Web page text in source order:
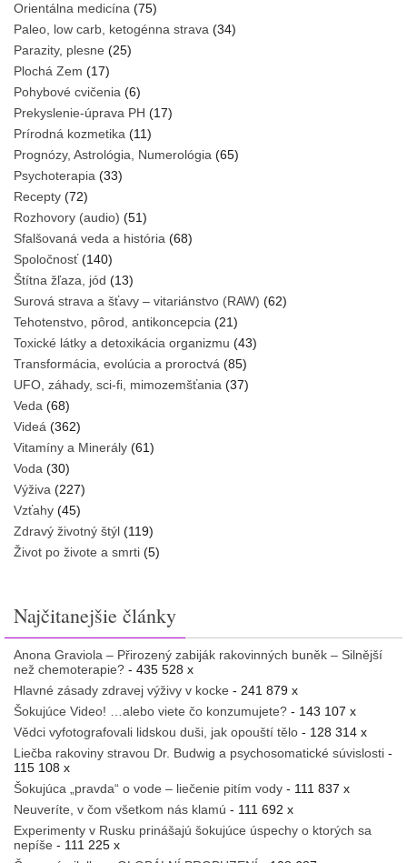
Orientálna medicína (75)
Paleo, low carb, ketogénna strava (34)
Parazity, plesne (25)
Plochá Zem (17)
Pohybové cvičenia (6)
Prekyslenie-úprava PH (17)
Prírodná kozmetika (11)
Prognózy, Astrológia, Numerológia (65)
Psychoterapia (33)
Recepty (72)
Rozhovory (audio) (51)
Sfalšovaná veda a história (68)
Spoločnosť(140)
Štítna žľaza, jód (13)
Surová strava a šťavy – vitariánstvo (RAW) (62)
Tehotenstvo, pôrod, antikoncepcia (21)
Toxické látky a detoxikácia organizmu (43)
Transformácia, evolúcia a proroctvá (85)
UFO, záhady, sci-fi, mimozemšťania (37)
Veda (68)
Videá (362)
Vitamíny a Minerály (61)
Voda (30)
Výživa (227)
Vzťahy (45)
Zdravý životný štýl (119)
Život po živote a smrti (5)
Najčitanejšie články
Anona Graviola – Přirozený zabiják rakovinných buněk – Silnější
než chemoterapie? - 435 528 x
Hlavné zásady zdravej výživy v kocke - 241 879 x
Šokujúce Video! …alebo viete čo konzumujete? - 143 107 x
Vědci vyfotografovali lidskou duši, jak opouští tělo - 128 314 x
Liečba rakoviny stravou Dr. Budwig a psychosomatické súvislosti -
115 108 x
Šokujúca „pravda“ o vode – liečenie pitím vody - 111 837 x
Neuveríte, v čom všetkom nás klamú - 111 692 x
Experimenty v Rusku prinášajú šokujúce úspechy o ktorých sa
nepíše - 111 225 x